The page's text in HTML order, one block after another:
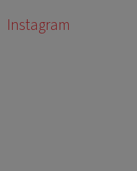
Instagram